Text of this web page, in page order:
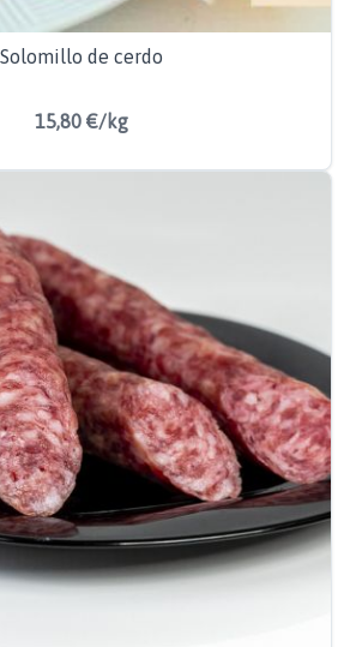
Solomillo de cerdo
15,80 €/kg